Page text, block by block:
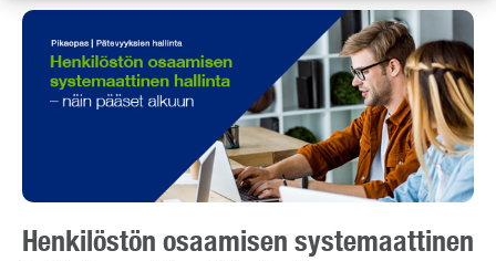
Henkilöstön osaamisen systemaattinen